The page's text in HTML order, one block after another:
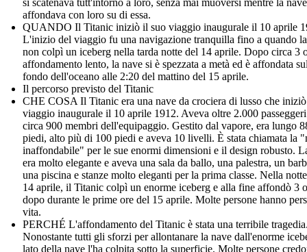
affondava con loro su di essa.
QUANDO Il Titanic iniziò il suo viaggio inaugurale il 10 aprile
L'inizio del viaggio fu una navigazione tranquilla fino a quando
non colpì un iceberg nella tarda notte del 14 aprile. Dopo circa 3
affondamento lento, la nave si è spezzata a metà ed è affondata
fondo dell'oceano alle 2:20 del mattino del 15 aprile.
Il percorso previsto del Titanic
CHE COSA Il Titanic era una nave da crociera di lusso che
viaggio inaugurale il 10 aprile 1912. Aveva oltre 2.000
circa 900 membri dell'equipaggio. Gestito dal vapore, era lungo
piedi, alto più di 100 piedi e aveva 10 livelli. È stata chiamata la
inaffondabile" per le sue enormi dimensioni e il design robusto.
era molto elegante e aveva una sala da ballo, una palestra, un
una piscina e stanze molto eleganti per la prima classe. Nella
14 aprile, il Titanic colpì un enorme iceberg e alla fine affondò 3
dopo durante le prime ore del 15 aprile. Molte persone hanno
vita.
PERCHÉ L'affondamento del Titanic è stata una terribile
Nonostante tutti gli sforzi per allontanare la nave dall'enorme
lato della nave l'ha colpita sotto la superficie. Molte persone